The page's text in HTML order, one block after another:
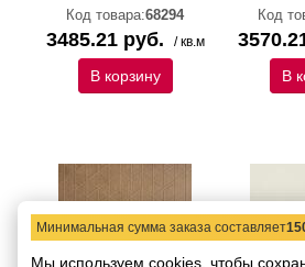
Код товара:68294
3485.21 руб. / кв.м
В корзину
Код
В
Минимальная сумма заказа составляет
Мы используем cookies, чтобы